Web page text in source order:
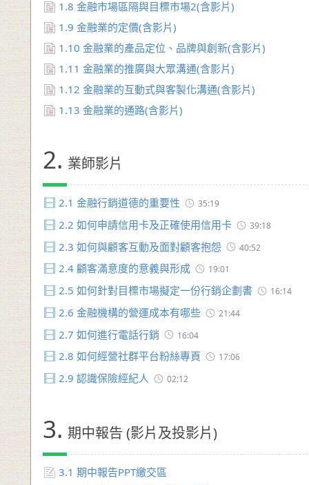
1.8 金融市場區隔與目標市場2(含影片)
1.9 金融業的定價(含影片)
1.10 金融業的產品定位、品牌與創新(含影片)
1.11 金融業的推廣與大眾溝通(含影片)
1.12 金融業的互動式與客製化溝通(含影片)
1.13 金融業的通路(含影片)
2. 業師影片
2.1 金融行銷道德的重要性 35:19
2.2 如何申請信用卡及正確使用信用卡 39:18
2.3 如何與顧客互動及面對顧客抱怨 40:52
2.4 顧客滿意度的意義與形成 19:01
2.5 如何針對目標市場擬定一份行銷企劃書 16:14
2.6 金融機構的營運成本有哪些 21:44
2.7 如何進行電話行銷 16:04
2.8 如何經營社群平台粉絲專頁 17:06
2.9 認識保險經紀人 02:12
3. 期中報告 (影片及投影片)
3.1 期中報告PPT繳交區